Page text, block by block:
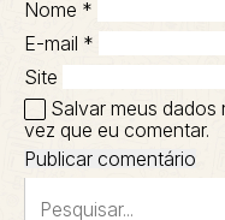
Nome *
E-mail *
Site
Salvar meus dados
vez que eu comentar.